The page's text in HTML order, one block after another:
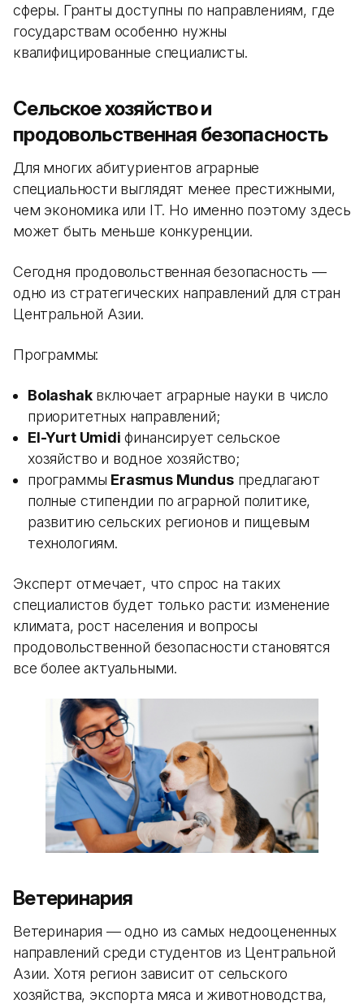
сферы. Гранты доступны по направлениям, где
государствам особенно нужны
квалифицированные специалисты.
Сельское хозяйство и
продовольственная безопасность
Для многих абитуриентов аграрные
специальности выглядят менее престижными,
чем экономика или IT. Но именно поэтому здесь
может быть меньше конкуренции.
Сегодня продовольственная безопасность —
одно из стратегических направлений для стран
Центральной Азии.
Программы:
Bolashakвключает аграрные науки в число
приоритетных направлений;
El-Yurt Umidi финансирует сельское
хозяйство и водное хозяйство;
программы Erasmus Mundusпредлагают
полные стипендии по аграрной политике,
развитию сельских регионов и пищевым
технологиям.
Эксперт отмечает, что спрос на таких
специалистов будет только расти: изменение
климата, рост населения и вопросы
продовольственной безопасности становятся
все более актуальными.
Ветеринария
Ветеринария — одно из самых недооцененных
направлений среди студентов из Центральной
Азии. Хотя регион зависит от сельского
хозяйства, экспорта мяса и животноводства,